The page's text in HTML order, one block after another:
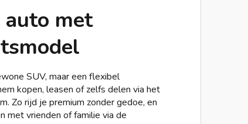
auto met
SUV, maar een flexibel
kopen, leasen of zelfs delen via het
Zo rijd je premium zonder gedoe, en
met vrienden of familie via de